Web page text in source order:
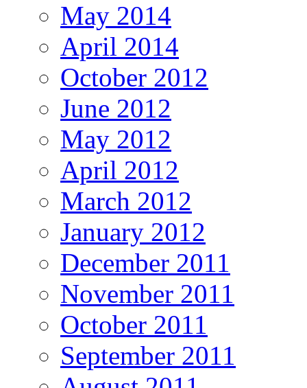
May 2014
April 2014
October 2012
June 2012
May 2012
April 2012
March 2012
January 2012
December 2011
November 2011
October 2011
September 2011